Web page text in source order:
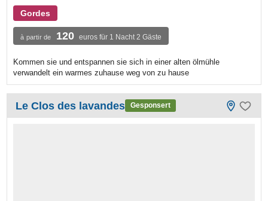
Gordes
à partir de 120 euros für 1 Nacht 2 Gäste
Kommen sie und entspannen sie sich in einer alten ölmühle
verwandelt ein warmes zuhause weg von zu hause
Le Clos des lavandes Gesponsert